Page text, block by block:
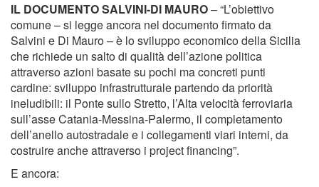
IL DOCUMENTO SALVINI-DI MAURO– “L’obiettivo
comune – si legge ancora nel documento firmato da
Salvini e Di Mauro – è lo sviluppo economico della Sicilia
che richiede un salto di qualità dell’azione politica
attraverso azioni basate su pochi ma concreti punti
cardine: sviluppo infrastrutturale partendo da priorità
ineludibili: il Ponte sullo Stretto, l’Alta velocità ferroviaria
sull’asse Catania-Messina-Palermo, il completamento
dell’anello autostradale e i collegamenti viari interni, da
costruire anche attraverso i project financing”.
E ancora: